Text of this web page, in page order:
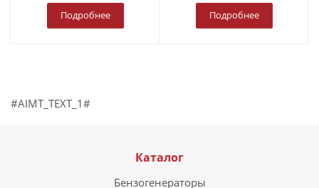
Подробнее Подробнее
#AIMT_TEXT_1#
Каталог
Бензогенераторы